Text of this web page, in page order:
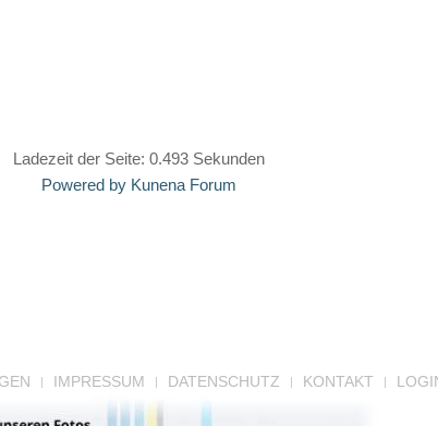
Ladezeit der Seite: 0.493 Sekunden
Powered by Kunena Forum
IMPRESSUM DATENSCHUTZ KONTAKT